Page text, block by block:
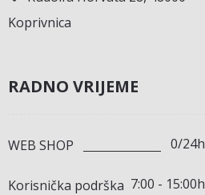
Koprivnica
RADNO VRIJEME
WEB SHOP 0/24h
Korisnička podrška 7:00 - 15:00h